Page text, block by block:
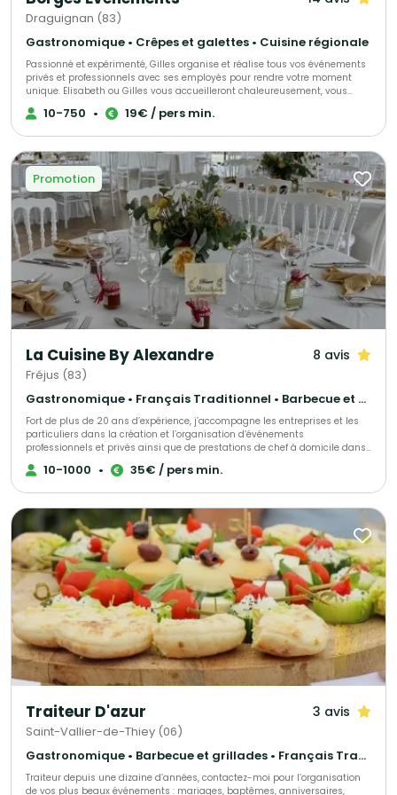
Draguignan (83)
Gastronomique • Crêpes et galettes • Cuisine régionale
Passionné et expérimenté, Gilles organise et réalise tous vos événements
privés et professionnels avec ses employés pour rendre votre moment
unique. Elisabeth ou Gilles vous accueilleront chaleureusement, vous
proposant conseils et aides pour vous permettre de rendre ce jour parfait.
Tout est personnalisable afin que votre réception soit un succès.
10-750 • 19€ / pers min.
Promotion
La Cuisine By Alexandre 8 avis
Fréjus (83)
Gastronomique • Français Traditionnel • Barbecue et grillades
Fort de plus de 20 ans d’expérience, j’accompagne les entreprises et les
particuliers dans la création et l’organisation d’événements
professionnels et privés ainsi que de prestations de chef à domicile dans
le Var et les Alpes-Maritimes, notamment à Cannes, Fréjus, Saint-
Raphaël, Saint-Tropez et Sainte-Maxime, à travers La Cuisine By
domicile, ainsi que la livraison de plateaux repas pour les entreprises et
les événements professionnels. Mon savoir-faire repose sur une sélection
rigoureuse de produits frais, le fait maison et le respect des saisons,
associés à une organisation maîtrisée et un service haut de gamme.
Chaque prestation est pensée pour s’adapter à votre lieu, à vos attentes
et à l’ambiance souhaitée, afin de vous offrir une expérience culinaire
élégante et personnalisée.
10-1000 • 35€ / pers min.
Traiteur D'azur 3 avis
Saint-Vallier-de-Thiey (06)
Gastronomique • Barbecue et grillades • Français Traditionnel
Traiteur depuis une dizaine d’années, contactez-moi pour l’organisation
de vos plus beaux événements : mariages, baptêmes, anniversaires,